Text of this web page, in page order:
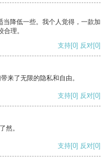
降低一些。我个人觉得，一款加
理。
支持[0] 反对[0]
来了无限的隐私和自由。
支持[0] 反对[0]
然。
支持[0] 反对[0]